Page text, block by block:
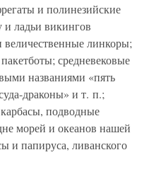
и полинезийские
ладьи викингов
линкоры;
средневековые
названиями «пять
драконы» и т. п.;
подводные
морей и океанов нашей
и папируса, ливанского